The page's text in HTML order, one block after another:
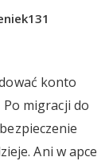
konto
migracji do
Ani w apce